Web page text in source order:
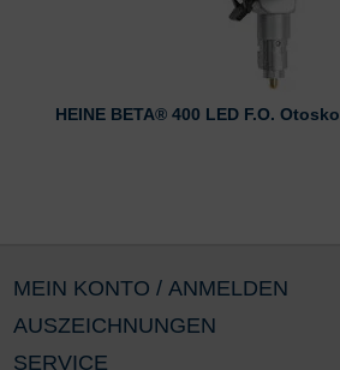
HEINE BETA® 400 LED F.O.
AUSZEICHNUNGEN
SERVICE
MEIN KONTO / ANMELDEN